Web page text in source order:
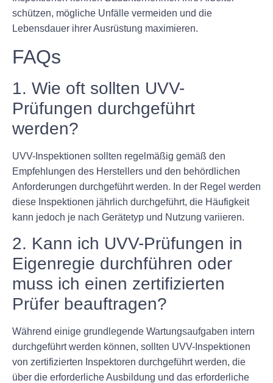
schützen, mögliche Unfälle vermeiden und die
Lebensdauer ihrer Ausrüstung maximieren.
FAQs
1. Wie oft sollten UVV-
Prüfungen durchgeführt
werden?
UVV-Inspektionen sollten regelmäßig gemäß den
Empfehlungen des Herstellers und den behördlichen
Anforderungen durchgeführt werden. In der Regel werden
diese Inspektionen jährlich durchgeführt, die Häufigkeit
kann jedoch je nach Gerätetyp und Nutzung variieren.
2. Kann ich UVV-Prüfungen in
Eigenregie durchführen oder
muss ich einen zertifizierten
Prüfer beauftragen?
Während einige grundlegende Wartungsaufgaben intern
durchgeführt werden können, sollten UVV-Inspektionen
von zertifizierten Inspektoren durchgeführt werden, die
über die erforderliche Ausbildung und das erforderliche